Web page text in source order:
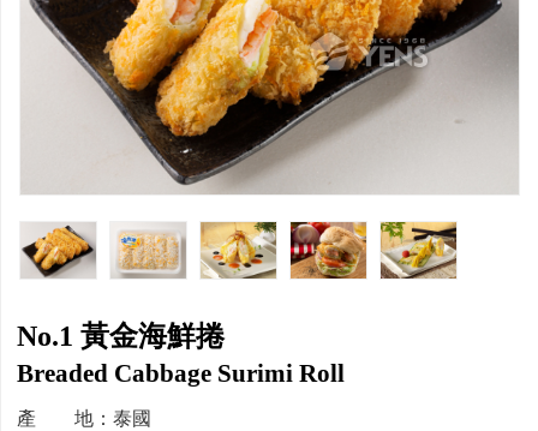
No.1 黃金海鮮捲
Breaded Cabbage Surimi Roll
產 地：泰國